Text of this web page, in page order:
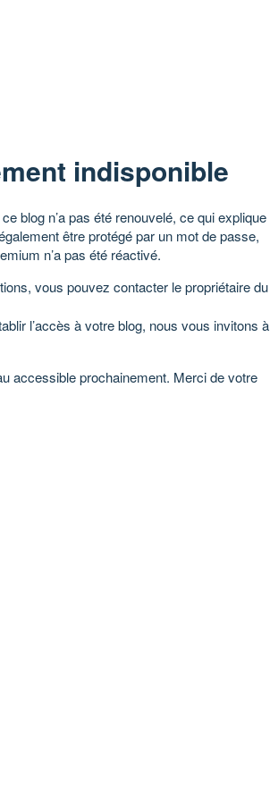
indisponible
blog n’a pas été renouvelé, ce qui explique
être protégé par un mot de passe,
n’a pas été réactivé.
vous pouvez contacter le propriétaire du
l’accès à votre blog, nous vous invitons à
accessible prochainement. Merci de votre